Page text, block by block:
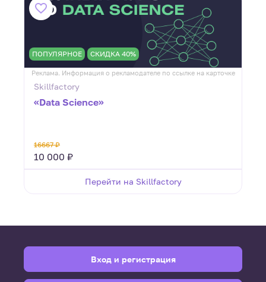
ПОПУЛЯРНОЕ СКИДКА 40%
Реклама. Информация о рекламодателе по ссылке на карточке
Skillfactory
«Data Science»
16667 ₽
10 000 ₽
Перейти на Skillfactory
Вход и регистрация